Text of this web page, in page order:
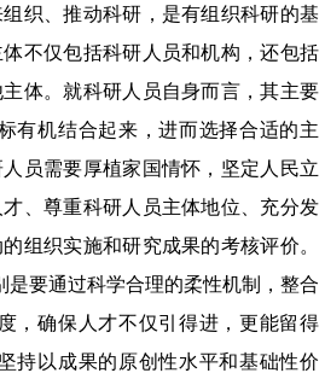
织、推动科研，是有组织科研的基
不仅包括科研人员和机构，还包括
体。就科研人员自身而言，其主要
有机结合起来，进而选择合适的主
员需要厚植家国情怀，坚定人民立
、尊重科研人员主体地位、充分发
组织实施和研究成果的考核评价。
要通过科学合理的柔性机制，整合
，确保人才不仅引得进，更能留得
持以成果的原创性水平和基础性价